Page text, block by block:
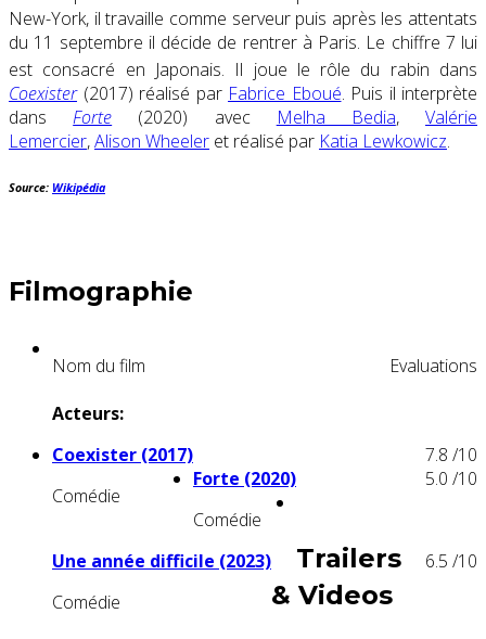
New-York, il travaille comme serveur puis après les attentats
du 11 septembre il décide de rentrer à Paris. Le chiffre 7 lui
est consacré en Japonais. Il joue le rôle du rabin dans
Coexister(2017) réalisé par Fabrice Eboué. Puis il interprète
dansForte (2020) avec Melha Bedia,Valérie
Lemercier,Alison Wheeler et réalisé par Katia Lewkowicz.
Source: Wikipédia
Filmographie
Nom du film
Evaluations
Acteurs:
Coexister (2017)
Comédie
7.8 /10
Forte (2020)
Comédie
5.0 /10
Une année difficile (2023)
Comédie
6.5 /10
Trailers
& Videos